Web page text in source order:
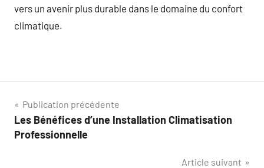
vers un avenir plus durable dans le domaine du confort
climatique.
Navigation
de
Publication précédente
Les Bénéfices d’une Installation Climatisation
Professionnelle
Article suivant